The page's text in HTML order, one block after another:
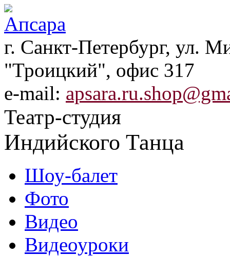
г. Санкт-Петербург, ул.
"Троицкий", офис 317
e-mail:
Театр-студия
Индийского Танца
Шоу-балет
Фото
Видео
Видеоуроки